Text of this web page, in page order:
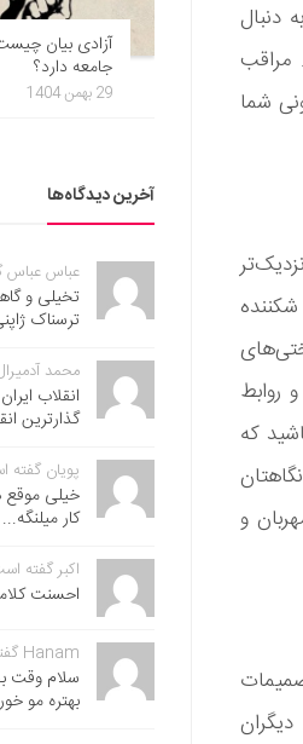
دنبال
مراقب
شما
روابط
که
و
آزادی بیان
جامعه دارد؟
29 بهمن 1404
آخرین دیدگاه‌ها
عباس عباس
تخیلی و
ترسناک
محمد
انقلاب
گذارترین
پویان گفته
خیلی موقع
کار میلنگه...
اکبر گفته
احسنت
Hanam گفته است:
سلام وقت
بهتره مو